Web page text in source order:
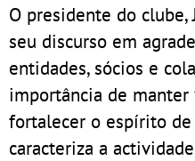
O presidente do clube,
seu discurso em
entidades, sócios e
importância de
fortalecer o espírito
caracteriza a